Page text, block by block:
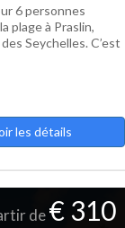
6 personnes
plage à Praslin,
Seychelles. C’est
les détails
de€ 310